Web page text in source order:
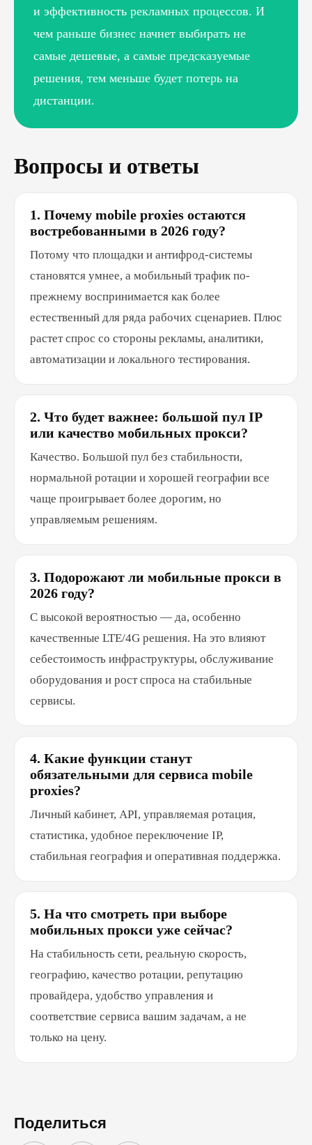
и эффективность рекламных процессов. И
чем раньше бизнес начнет выбирать не
самые дешевые, а самые предсказуемые
решения, тем меньше будет потерь на
дистанции.
Вопросы и ответы
1. Почему mobile proxies остаются
востребованными в 2026 году?
Потому что площадки и антифрод-системы
становятся умнее, а мобильный трафик по-
прежнему воспринимается как более
естественный для ряда рабочих сценариев. Плюс
растет спрос со стороны рекламы, аналитики,
автоматизации и локального тестирования.
2. Что будет важнее: большой пул IP
или качество мобильных прокси?
Качество. Большой пул без стабильности,
нормальной ротации и хорошей географии все
чаще проигрывает более дорогим, но
управляемым решениям.
3. Подорожают ли мобильные прокси в
2026 году?
С высокой вероятностью — да, особенно
качественные LTE/4G решения. На это влияют
себестоимость инфраструктуры, обслуживание
оборудования и рост спроса на стабильные
сервисы.
4. Какие функции станут
обязательными для сервиса mobile
proxies?
Личный кабинет, API, управляемая ротация,
статистика, удобное переключение IP,
стабильная география и оперативная поддержка.
5. На что смотреть при выборе
мобильных прокси уже сейчас?
На стабильность сети, реальную скорость,
географию, качество ротации, репутацию
провайдера, удобство управления и
соответствие сервиса вашим задачам, а не
только на цену.
Поделиться